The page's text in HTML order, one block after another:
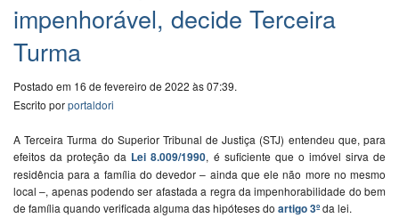
impenhorável, decide Terceira
Turma
Postado em 16 de fevereiro de 2022 às 07:39.
Escrito porportaldori
A Terceira Turma do Superior Tribunal de Justiça (STJ) entendeu que, para
efeitos da proteção da Lei 8.009/1990, é suficiente que o imóvel sirva de
residência para a família do devedor – ainda que ele não more no mesmo
local –, apenas podendo ser afastada a regra da impenhorabilidade do bem
de família quando verificada alguma das hipóteses do artigo 3ºda lei.